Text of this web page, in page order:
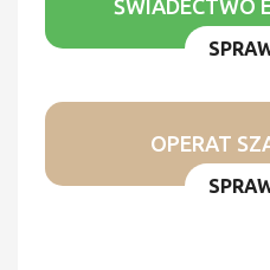
ŚWIADECTWO
OPERAT